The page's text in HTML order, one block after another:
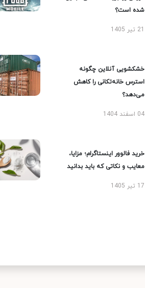
شده است؟
21 تیر 1405
خشکشویی آنلاین چگونه
استرس خانه‌تکانی را کاهش
می‌دهد؟
04 اسفند 1404
خرید فالوور اینستاگرام؛ مزایا،
معایب و نکاتی که باید بدانید
17 تیر 1405